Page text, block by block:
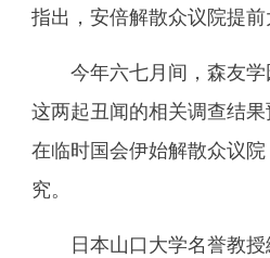
指出，安倍解散众议院提前
今年六七月间，森友学
这两起丑闻的相关调查结
在临时国会伊始解散众议
究。
日本山口大学名誉教授